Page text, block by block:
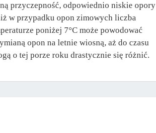
przyczepność, odpowiednio niskie opory
w przypadku opon zimowych liczba
poniżej 7°C może powodować
opon na letnie wiosną, aż do czasu
o tej porze roku drastycznie się różnić.